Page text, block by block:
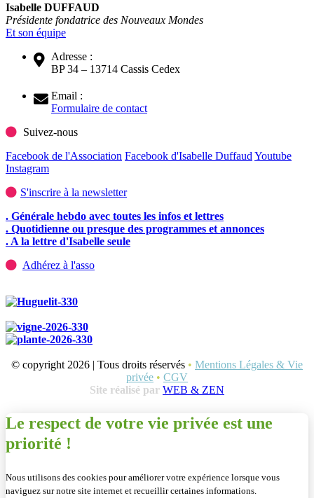
Isabelle DUFFAUD
Présidente fondatrice des Nouveaux Mondes
Et son équipe
Adresse :
BP 34 – 13714 Cassis Cedex
Email :
Formulaire de contact
Suivez-nous
Facebook de l'Association Facebook d'Isabelle Duffaud Youtube
Instagram
S'inscrire à la newsletter
. Générale hebdo avec toutes les infos et lettres
. Quotidienne ou presque des programmes et annonces
. A la lettre d'Isabelle seule
Adhérez à l'asso
© copyright 2026 | Tous droits réservés • Mentions Légales & Vie
privée • CGV
Site réalisé par WEB & ZEN
Le respect de votre vie privée est une
priorité !
Nous utilisons des cookies pour améliorer votre expérience lorsque vous
naviguez sur notre site internet et recueillir certaines informations.